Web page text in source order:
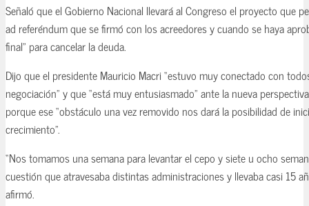
Señaló que el Gobierno Nacional llevará al Congreso el proyecto que
ad referéndum que se firmó con los acreedores y cuando se haya
final” para cancelar la deuda.
Dijo que el presidente Mauricio Macri “estuvo muy conectado con
negociación” y que “está muy entusiasmado” ante la nueva
porque ese “obstáculo una vez removido nos dará la posibilidad de
crecimiento”.
“Nos tomamos una semana para levantar el cepo y siete u ocho
cuestión que atravesaba distintas administraciones y llevaba casi 15
afirmó.